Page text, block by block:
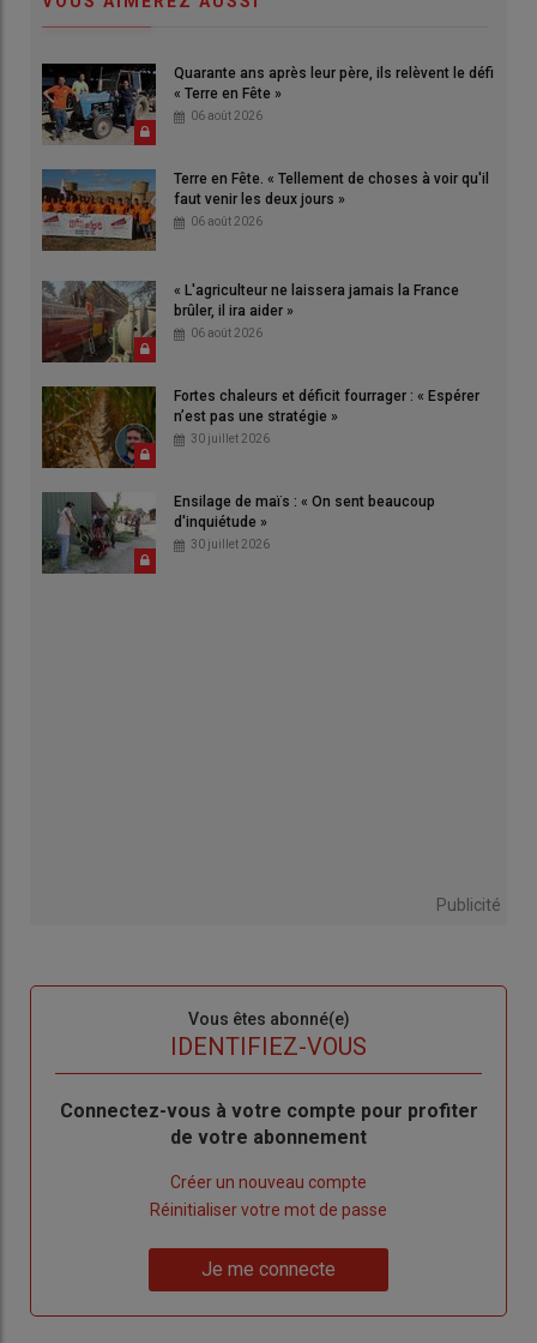
Quarante ans après leur père, ils relèvent le défi
« Terre en Fête »
06 août 2026
Terre en Fête. « Tellement de choses à voir qu'il
faut venir les deux jours »
06 août 2026
« L'agriculteur ne laissera jamais la France
brûler, il ira aider »
06 août 2026
Fortes chaleurs et déficit fourrager : « Espérer
n’est pas une stratégie »
30 juillet 2026
Ensilage de maïs : « On sent beaucoup
d'inquiétude »
30 juillet 2026
Publicité
Vous êtes abonné(e)
IDENTIFIEZ-VOUS
Body
Connectez-vous à votre compte pour profiter
de votre abonnement
Créer un nouveau compte
de
Réinitialiser votre mot de passe
me
Je me connecte